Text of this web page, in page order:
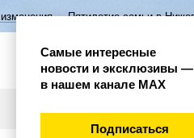
семьи в Нижегородской области
Самые интересные
новости и эксклюзивы —
в нашем канале МАХ
Подписаться